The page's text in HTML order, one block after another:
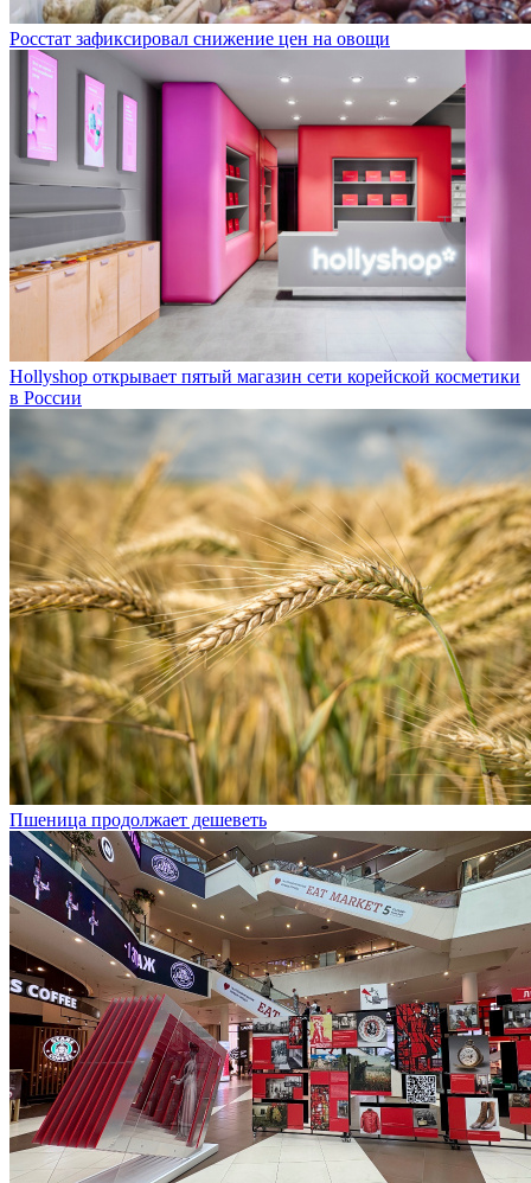
Росстат зафиксировал снижение цен на овощи
Hollyshop открывает пятый магазин сети корейской косметики
в России
Пшеница продолжает дешеветь